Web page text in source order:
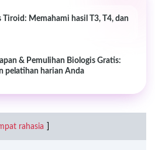
Tiroid: Memahami hasil T3, T4, dan
& Pemulihan Biologis Gratis:
pelatihan harian Anda
rahasia